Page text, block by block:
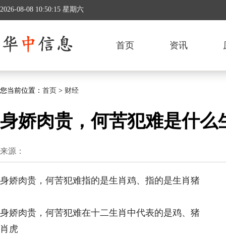
2026-08-08 10:50:15 星期六
首页 资讯
您当前位置： 首页 > 财经
身娇肉贵，何苦犯难是什么
来源：
身娇肉贵，何苦犯难指的是生肖鸡、指的是生肖猪
身娇肉贵，何苦犯难在十二生肖中代表的是鸡、猪
肖虎